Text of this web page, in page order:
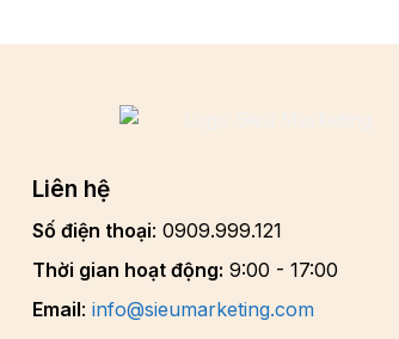
Liên hệ
Số điện thoại: 0909.999.121
Thời gian hoạt động: 9:00 - 17:00
Email:info@sieumarketing.com